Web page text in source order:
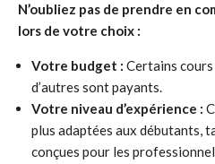
N’oubliez pas de prendre en
lors de votre choix :
Votre budget : Certains
d’autres sont payants.
Votre niveau d’expérience :
plus adaptées aux débutants,
conçues pour les